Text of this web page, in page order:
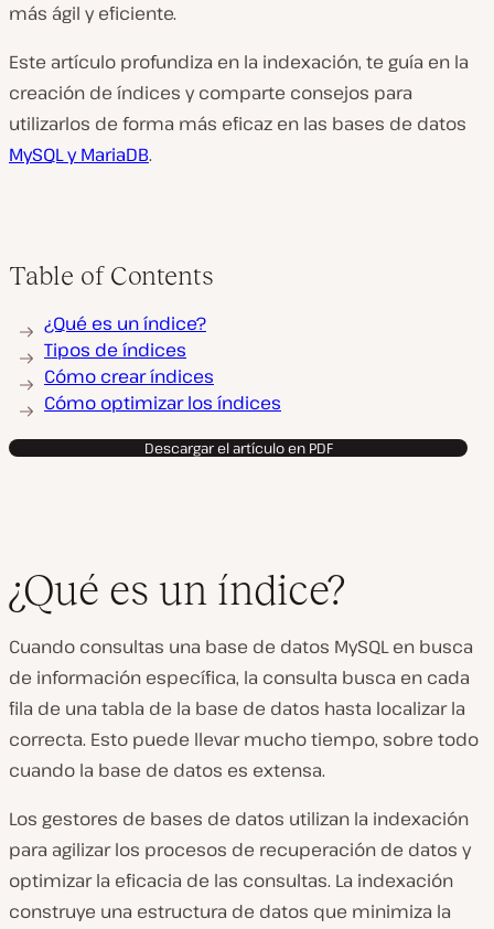
más ágil y eficiente.
Este artículo profundiza en la indexación, te guía en la
creación de índices y comparte consejos para
utilizarlos de forma más eficaz en las bases de datos
MySQL y MariaDB.
Table of Contents
¿Qué es un índice?
Tipos de índices
Cómo crear índices
Cómo optimizar los índices
Descargar el artículo en PDF
¿Qué es un índice?
Cuando consultas una base de datos MySQL en busca
de información específica, la consulta busca en cada
fila de una tabla de la base de datos hasta localizar la
correcta. Esto puede llevar mucho tiempo, sobre todo
cuando la base de datos es extensa.
Los gestores de bases de datos utilizan la indexación
para agilizar los procesos de recuperación de datos y
optimizar la eficacia de las consultas. La indexación
construye una estructura de datos que minimiza la